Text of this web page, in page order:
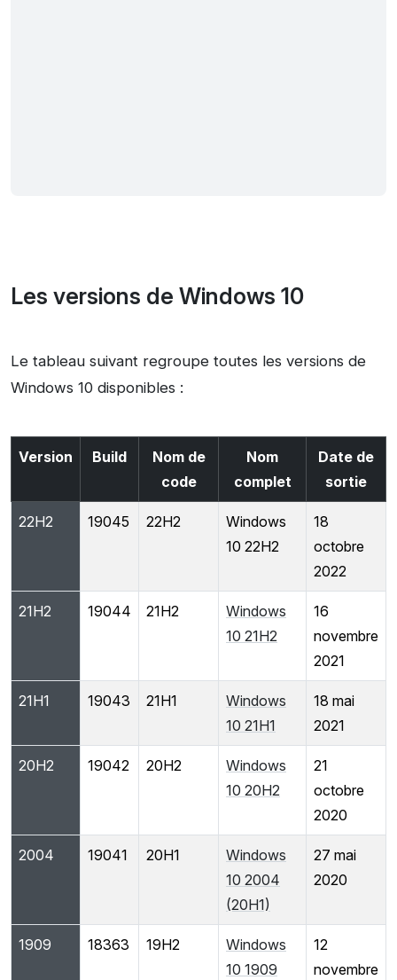
Les versions de Windows 10
Le tableau suivant regroupe toutes les versions de
Windows 10 disponibles :
Version Build
Nom de
code
Nom
complet
Date de
sortie
22H2 19045 22H2
Windows
10 22H2
18
octobre
2022
21H2 19044 21H2
Windows
10 21H2
16
novembre
2021
21H1 19043 21H1
Windows
10 21H1
18 mai
2021
20H2 19042 20H2
Windows
10 20H2
21
octobre
2020
2004 19041 20H1
Windows
10 2004
(20H1)
27 mai
2020
1909 18363 19H2
Windows
10 1909
12
novembre